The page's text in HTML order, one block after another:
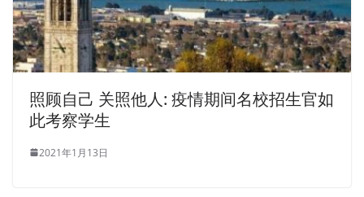
照顾自己 关照他人: 疫情期间名校招生官如
此考察学生
2021年1月13日